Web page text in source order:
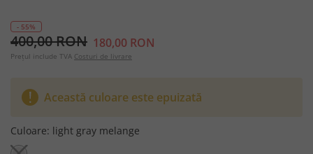
- 55%
400,00 RON 180,00 RON
Prețul include TVA Costuri de livrare
Această culoare este epuizată
Culoare: light gray melange